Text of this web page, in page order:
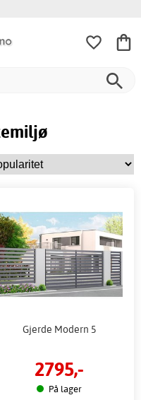
Gjerde Modern 5
2795,-
På lager